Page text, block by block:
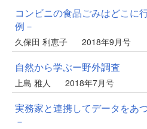
コンビニの食品ごみはどこに
例－
久保田 利恵子 2018年9月号
自然から学ぶー野外調査
上島 雅人 2018年7月号
実務家と連携してデータをあ
－